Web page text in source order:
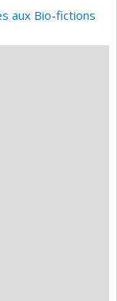
aux Bio-fictions